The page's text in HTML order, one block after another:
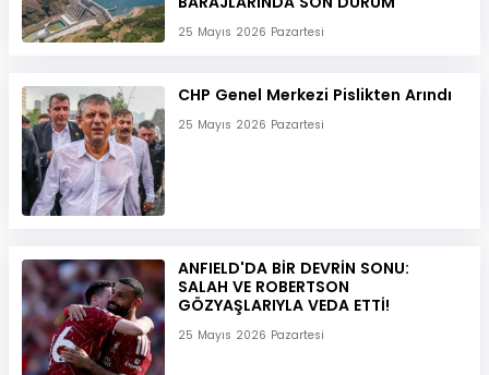
25 Mayıs 2026 Pazartesi
CHP Genel Merkezi Pislikten Arındı
25 Mayıs 2026 Pazartesi
ANFIELD'DA BİR DEVRİN SONU:
SALAH VE ROBERTSON
GÖZYAŞLARIYLA VEDA ETTİ!
25 Mayıs 2026 Pazartesi